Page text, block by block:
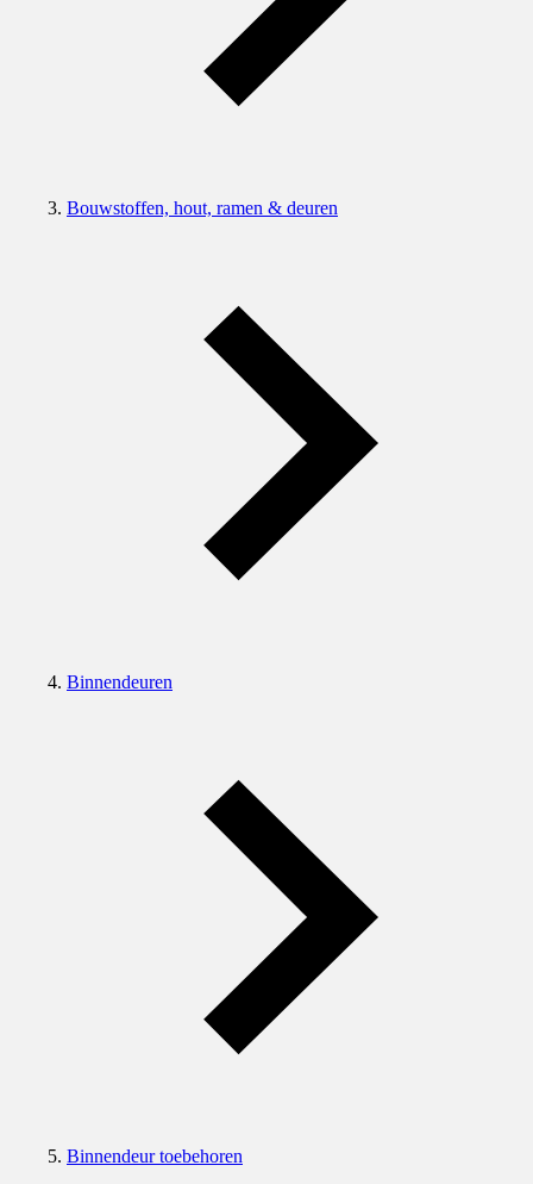
Bouwstoffen, hout, ramen & deuren
Binnendeuren
Binnendeur toebehoren